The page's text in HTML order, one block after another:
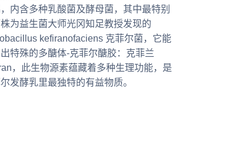
内含多种乳酸菌及酵母菌，其中最特别
为益生菌大师光冈知足教授发现的
kefiranofaciens 克菲尔菌，它能
特殊的多醣体-克菲尔醣胶：克菲兰
，此生物源素蕴藏着多种生理功能，是
发酵乳里最独特的有益物质。